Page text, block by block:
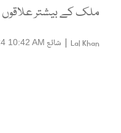
ملک کے بیشتر علاقوں
Lal Khan
| شائع 10:42 AM